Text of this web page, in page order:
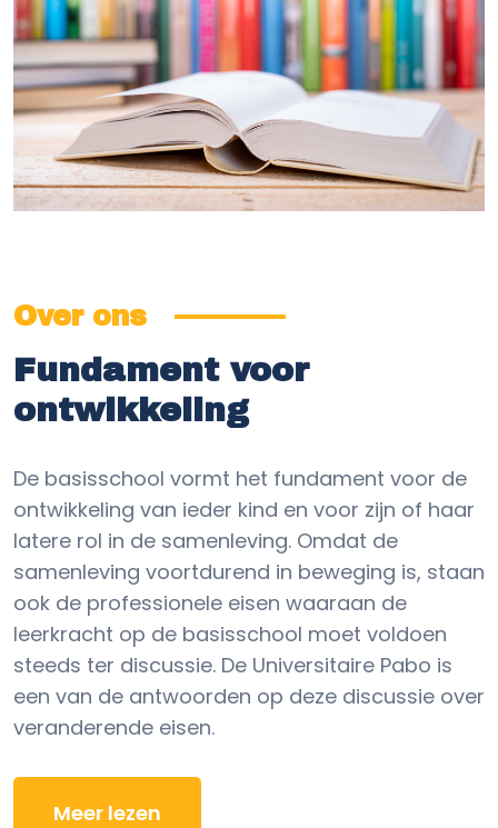
Over ons
Fundament voor
ontwikkeling
De basisschool vormt het fundament voor de
ontwikkeling van ieder kind en voor zijn of haar
latere rol in de samenleving. Omdat de
samenleving voortdurend in beweging is, staan
ook de professionele eisen waaraan de
leerkracht op de basisschool moet voldoen
steeds ter discussie. De Universitaire Pabo is
een van de antwoorden op deze discussie over
veranderende eisen.
Meer lezen